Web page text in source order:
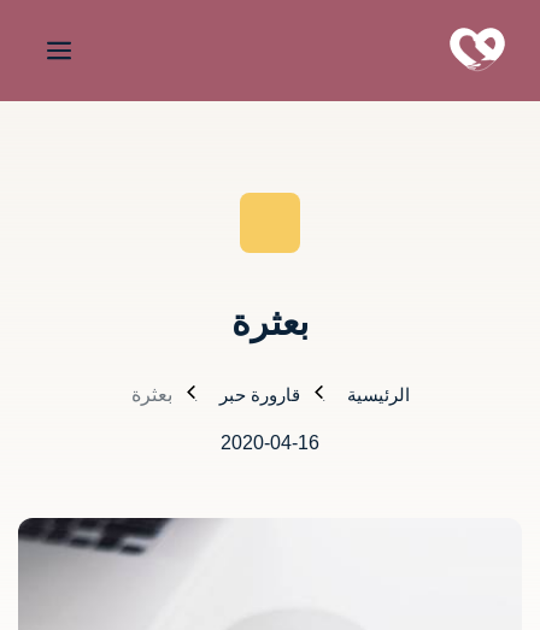
بعثرة
الرئيسية قارورة حبر بعثرة
2020-04-16